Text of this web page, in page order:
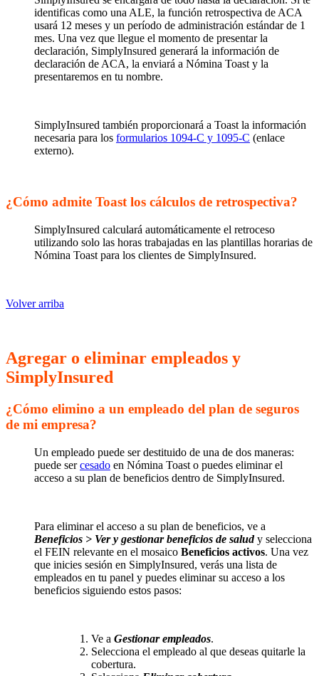
identificas como una ALE, la función retrospectiva de ACA
usará 12 meses y un período de administración estándar de 1
mes. Una vez que llegue el momento de presentar la
declaración, SimplyInsured generará la información de
declaración de ACA, la enviará a Nómina Toast y la
presentaremos en tu nombre.
SimplyInsured también proporcionará a Toast la información
necesaria para los formularios 1094-C y 1095-C (enlace
externo).
¿Cómo admite Toast los cálculos de retrospectiva?
SimplyInsured calculará automáticamente el retroceso
utilizando solo las horas trabajadas en las plantillas horarias de
Nómina Toast para los clientes de SimplyInsured.
Volver arriba
Agregar o eliminar empleados y
SimplyInsured
¿Cómo elimino a un empleado del plan de seguros
de mi empresa?
Un empleado puede ser destituido de una de dos maneras:
puede sercesado en Nómina Toast o puedes eliminar el
acceso a su plan de beneficios dentro de SimplyInsured.
Para eliminar el acceso a su plan de beneficios, ve a
Beneficios > Ver y gestionar beneficios de saludy selecciona
el FEIN relevante en el mosaico Beneficios activos. Una vez
que inicies sesión en SimplyInsured, verás una lista de
empleados en tu panel y puedes eliminar su acceso a los
beneficios siguiendo estos pasos:
Ve a Gestionar empleados.
Selecciona el empleado al que deseas quitarle la
cobertura.